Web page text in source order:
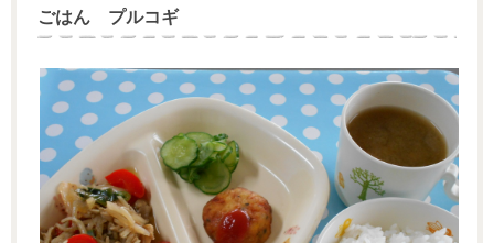
ごはん プルコギ